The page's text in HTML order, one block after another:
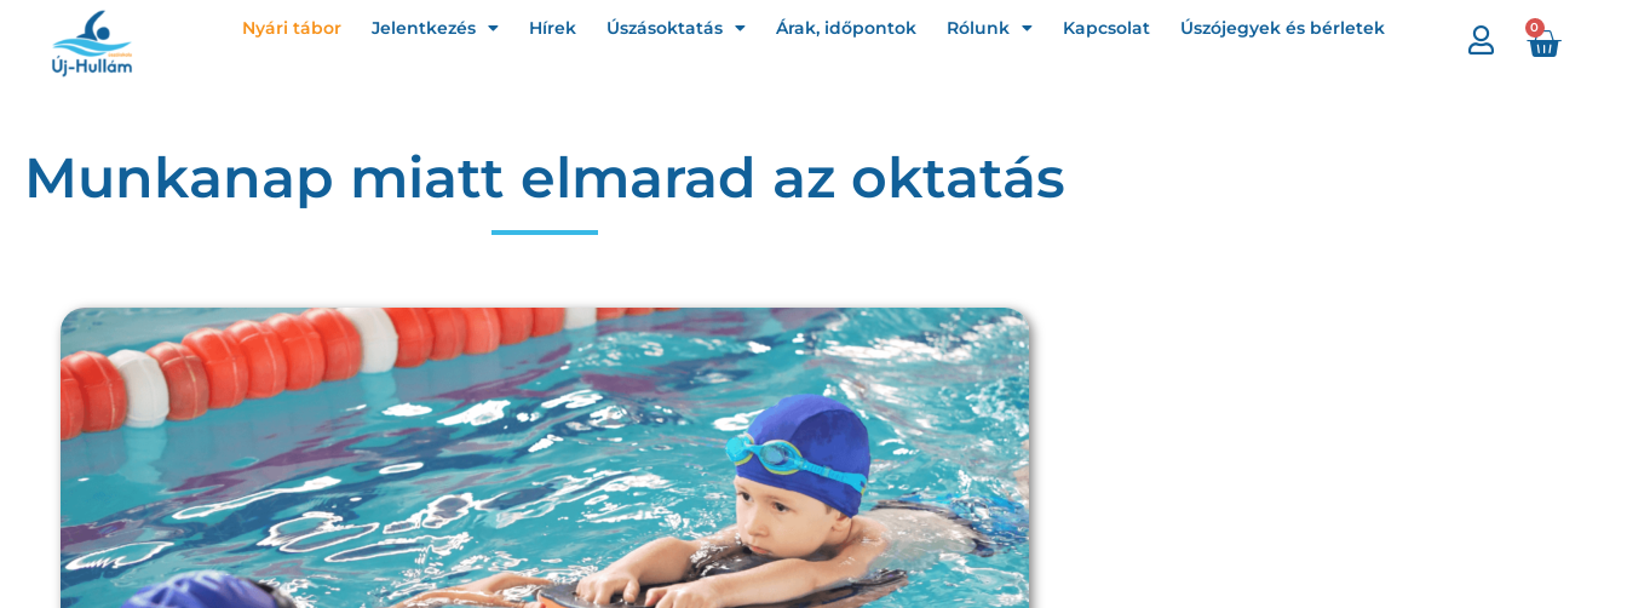
Nyári tábor Jelentkezés Hírek Úszásoktatás Árak, időpontok Rólunk Kapcsolat Úszójegyek és bérletek 0
Munkanap miatt elmarad az oktatás